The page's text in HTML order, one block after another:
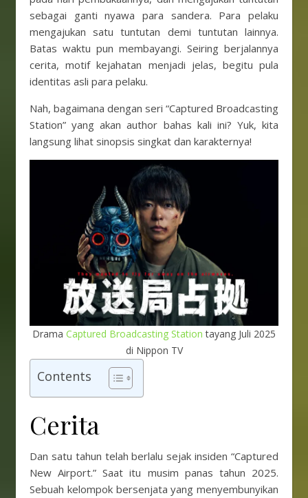
sebagai ganti nyawa para sandera. Para pelaku
mengajukan satu tuntutan demi tuntutan lainnya.
Batas waktu pun membayangi. Seiring berjalannya
cerita, motif kejahatan menjadi jelas, begitu pula
identitas asli para pelaku.
Nah, bagaimana dengan seri “Captured Broadcasting
Station” yang akan author bahas kali ini? Yuk, kita
langsung lihat sinopsis singkat dan karakternya!
Drama Captured Broadcasting Station tayang Juli 2025
di Nippon TV
Contents
Cerita
Dan satu tahun telah berlalu sejak insiden “Captured
New Airport.” Saat itu musim panas tahun 2025.
Sebuah kelompok bersenjata yang menyembunyikan